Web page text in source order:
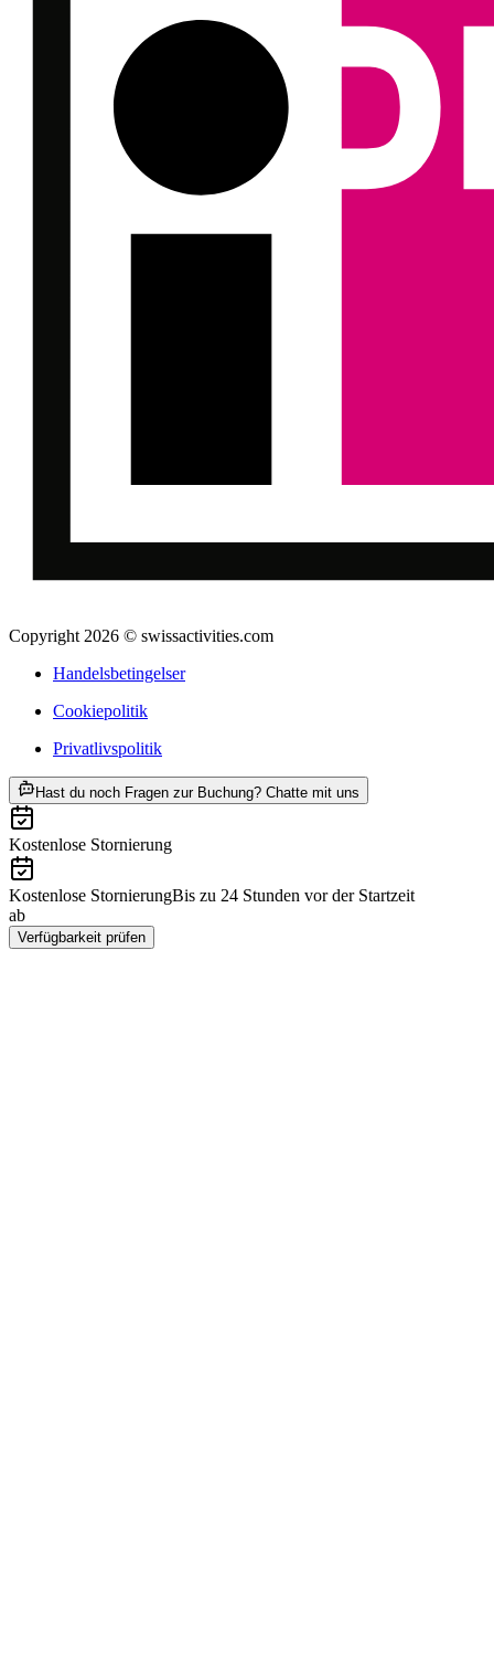
Copyright 2026 © swissactivities.com
Handelsbetingelser
Cookiepolitik
Privatlivspolitik
Hast du noch Fragen zur Buchung? Chatte mit uns
Kostenlose Stornierung
Kostenlose StornierungBis zu 24 Stunden vor der Startzeit
ab
Verfügbarkeit prüfen